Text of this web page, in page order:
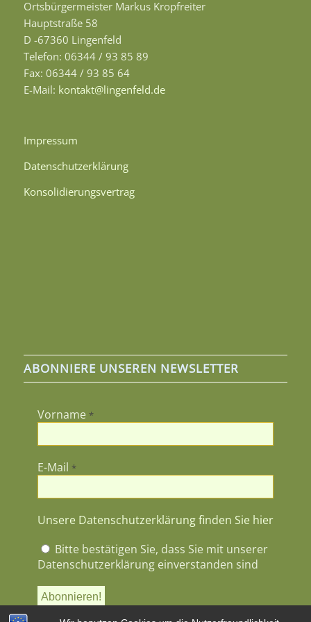
Ortsbürgermeister Markus Kropfreiter
Hauptstraße 58
D -67360 Lingenfeld
Telefon: 06344 / 93 85 89
Fax: 06344 / 93 85 64
E-Mail: kontakt@lingenfeld.de
Impressum
Datenschutzerklärung
Konsolidierungsvertrag
ABONNIERE UNSEREN NEWSLETTER
Vorname *
E-Mail *
Unsere Datenschutzerklärung finden Sie hier
Bitte bestätigen Sie, dass Sie mit unserer
Datenschutzerklärung einverstanden sind